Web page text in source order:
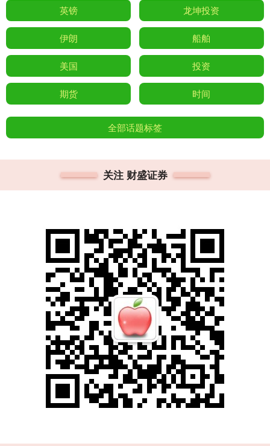
英镑 龙坤投资
伊朗 船舶
美国 投资
期货 时间
全部话题标签
关注 财盛证券